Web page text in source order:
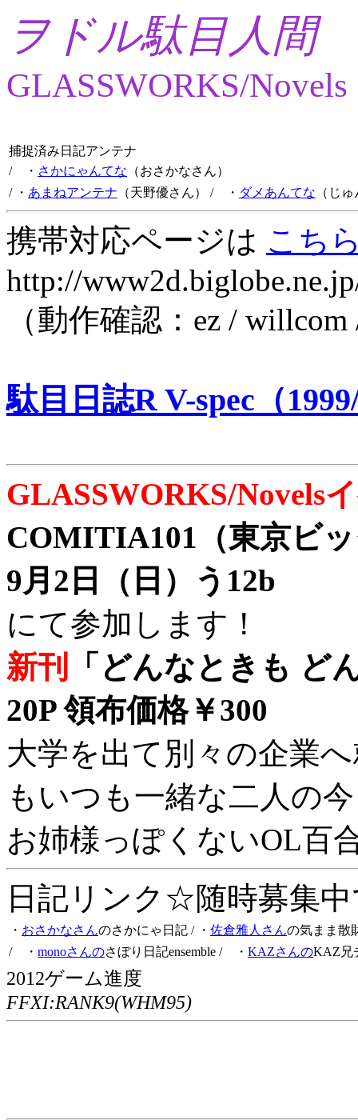
ヲドル駄目人間
GLASSWORKS/Novels
捕捉済み日記アンテナ
/ ・ さかにゃんてな （おさかなさん）
/ ・ あまねアンテナ （天野優さん） / ・ ダメあんてな （じ
携帯対応ページは こち
http://
（動作確認：ez /
駄目日誌R V-spec（
GLASSWORKS/Novels
COMITIA101（東京ビ
9月2日（日）う12b
にて参加します！
新刊
「どんなときも ど
20P 領布価格￥300
大学を出て別々の企業
もいつも一緒な二人の
お姉様っぽくないOL百
日記リンク☆随時募集
・ おさかなさんのさかにゃ日記 / ・ 佐倉雅人さんの気まま散
/ ・ monoさんのさぼり日記ensemble / ・ KAZさんのKAZ兄
2012ゲーム進度
FFXI:RANK9(WHM95)